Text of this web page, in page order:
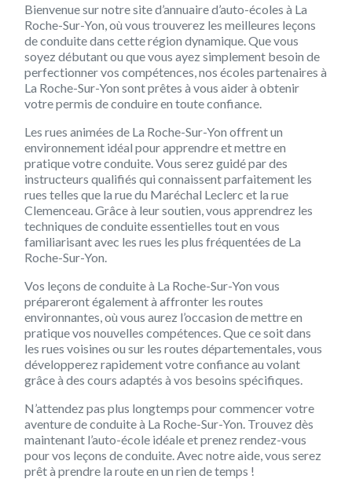
Bienvenue sur notre site d’annuaire d’auto-écoles à La
Roche-Sur-Yon, où vous trouverez les meilleures leçons
de conduite dans cette région dynamique. Que vous
soyez débutant ou que vous ayez simplement besoin de
perfectionner vos compétences, nos écoles partenaires à
La Roche-Sur-Yon sont prêtes à vous aider à obtenir
votre permis de conduire en toute confiance.
Les rues animées de La Roche-Sur-Yon offrent un
environnement idéal pour apprendre et mettre en
pratique votre conduite. Vous serez guidé par des
instructeurs qualifiés qui connaissent parfaitement les
rues telles que la rue du Maréchal Leclerc et la rue
Clemenceau. Grâce à leur soutien, vous apprendrez les
techniques de conduite essentielles tout en vous
familiarisant avec les rues les plus fréquentées de La
Roche-Sur-Yon.
Vos leçons de conduite à La Roche-Sur-Yon vous
prépareront également à affronter les routes
environnantes, où vous aurez l’occasion de mettre en
pratique vos nouvelles compétences. Que ce soit dans
les rues voisines ou sur les routes départementales, vous
développerez rapidement votre confiance au volant
grâce à des cours adaptés à vos besoins spécifiques.
N’attendez pas plus longtemps pour commencer votre
aventure de conduite à La Roche-Sur-Yon. Trouvez dès
maintenant l’auto-école idéale et prenez rendez-vous
pour vos leçons de conduite. Avec notre aide, vous serez
prêt à prendre la route en un rien de temps !